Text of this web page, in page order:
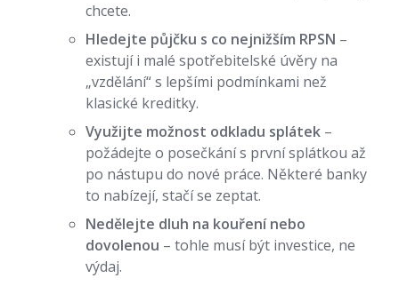
chcete.
Hledejte půjčku s co nejnižším RPSN –
existují i malé spotřebitelské úvěry na
„vzdělání“ s lepšími podmínkami než
klasické kreditky.
Využijte možnost odkladu splátek –
požádejte o posečkání s první splátkou až
po nástupu do nové práce. Některé banky
to nabízejí, stačí se zeptat.
Nedělejte dluh na kouření nebo
dovolenou – tohle musí být investice, ne
výdaj.